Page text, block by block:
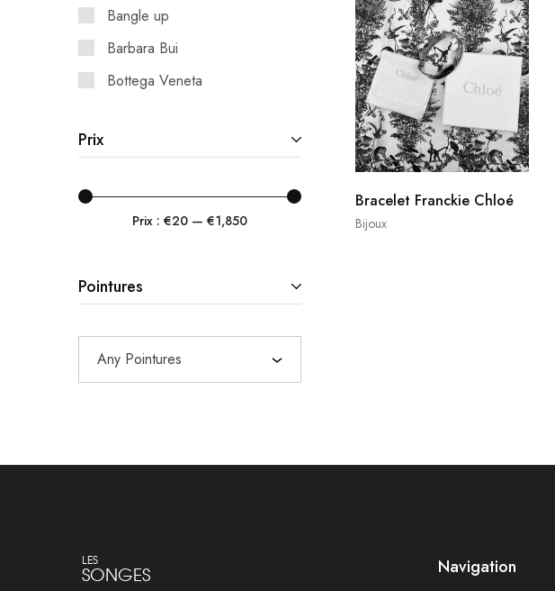
Bijoux
Bracelet Franckie Chloé
Bangle up
Barbara Bui
Bottega Veneta
Christian Louboutin
Claris Virot
Claudie Pierlot
Dior
Emilio Pucci
Prix
Prix : €20— €1,850
Pointures
Any Pointures
SONGES
LES Navigation